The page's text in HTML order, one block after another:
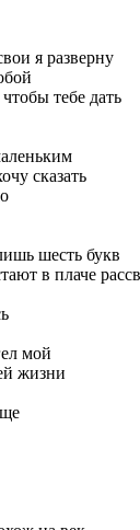
я разверну
тебе дать
сказать
шесть букв
в плаче
мой
жизни